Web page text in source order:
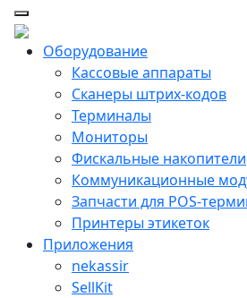
Оборудование
Кассовые аппараты
Сканеры штрих-кодов
Терминалы
Мониторы
Фискальные накопители
Коммуникационные
Запчасти для POS-
Принтеры этикеток
Приложения
nekassir
SellKit